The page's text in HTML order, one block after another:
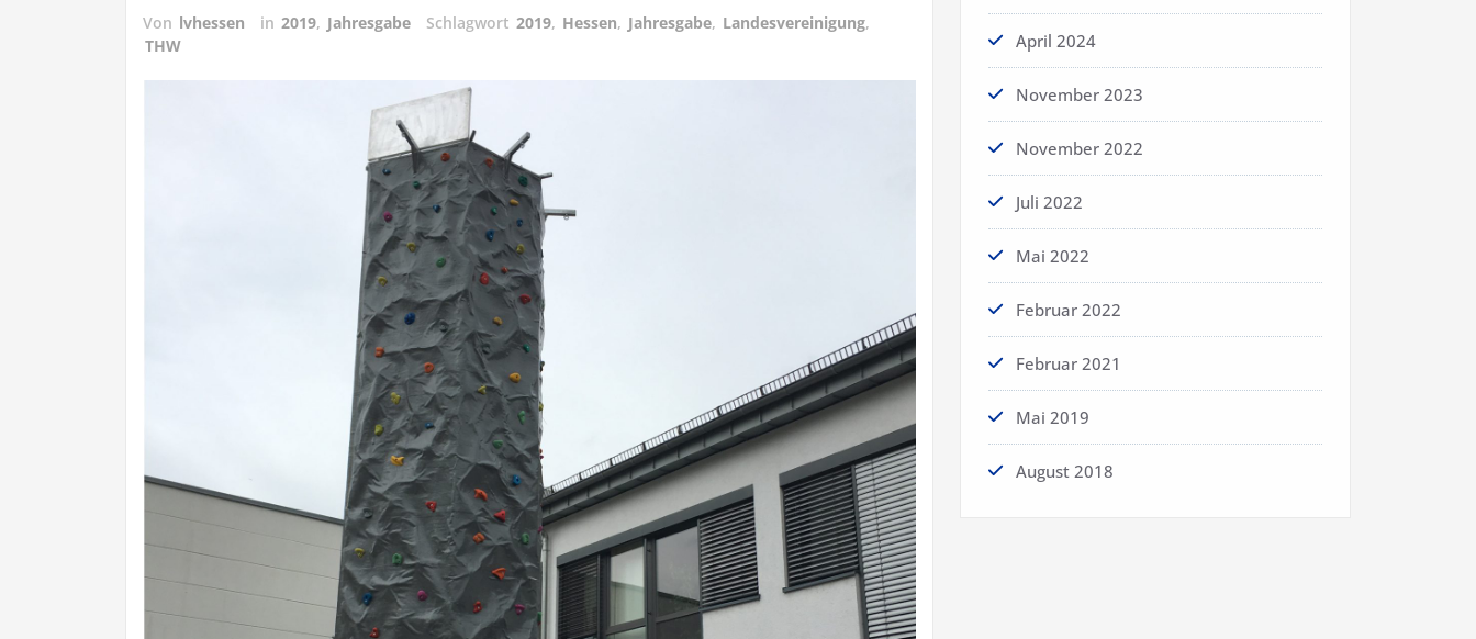
Von lvhessen in 2019, Jahresgabe Schlagwort 2019, Hessen, Jahresgabe, Landesvereinigung,
THW
April 2024
November 2023
November 2022
Juli 2022
Mai 2022
Februar 2022
Februar 2021
Mai 2019
August 2018